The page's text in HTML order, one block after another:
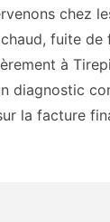
chez
fuite de
à
diagnostic
la facture